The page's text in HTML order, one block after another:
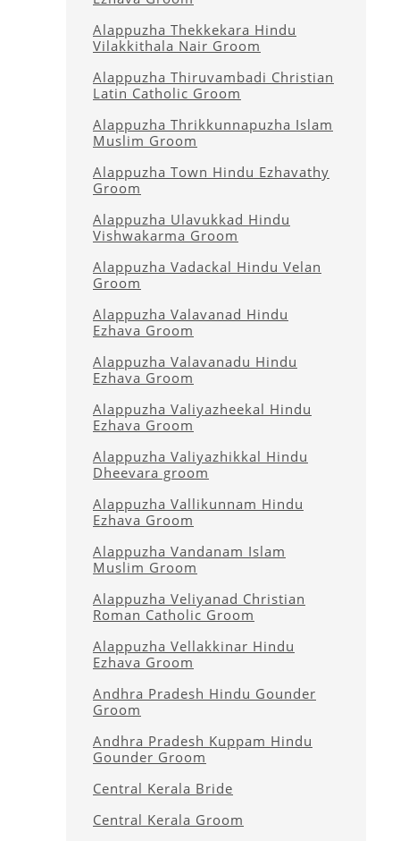
Alappuzha Thekkekara Hindu
Vilakkithala Nair Groom
Alappuzha Thiruvambadi Christian
Latin Catholic Groom
Alappuzha Thrikkunnapuzha Islam
Muslim Groom
Alappuzha Town Hindu Ezhavathy
Groom
Alappuzha Ulavukkad Hindu
Vishwakarma Groom
Alappuzha Vadackal Hindu Velan
Groom
Alappuzha Valavanad Hindu
Ezhava Groom
Alappuzha Valavanadu Hindu
Ezhava Groom
Alappuzha Valiyazheekal Hindu
Ezhava Groom
Alappuzha Valiyazhikkal Hindu
Dheevara groom
Alappuzha Vallikunnam Hindu
Ezhava Groom
Alappuzha Vandanam Islam
Muslim Groom
Alappuzha Veliyanad Christian
Roman Catholic Groom
Alappuzha Vellakkinar Hindu
Ezhava Groom
Andhra Pradesh Hindu Gounder
Groom
Andhra Pradesh Kuppam Hindu
Gounder Groom
Central Kerala Bride
Central Kerala Groom